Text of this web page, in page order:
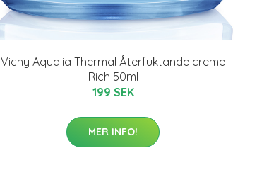
Vichy Aqualia Thermal Återfuktande creme
Rich 50ml
199 SEK
MER INFO!